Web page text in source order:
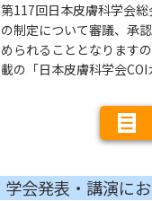
第117回日本皮膚科学会
の制定について審議、承
められることとなります
載の「日本皮膚科学会
学会発表・講演に